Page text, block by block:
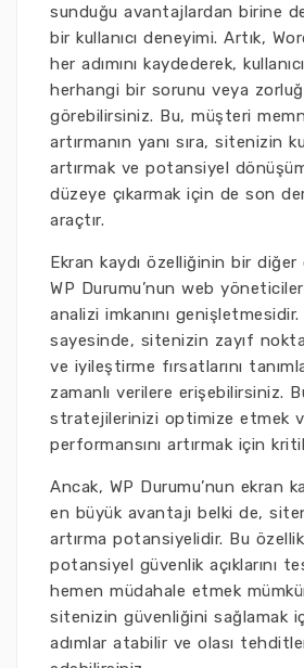
sunduğu avantajlardan birine
bir kullanıcı deneyimi. Artık,
her adımını kaydederek,
herhangi bir sorunu veya
görebilirsiniz. Bu, müşteri
artırmanın yanı sıra, sitenizin
artırmak ve potansiyel
düzeye çıkarmak için de son
araçtır.
Ekran kaydı özelliğinin bir
WP Durumu’nun web
analizi imkanını
sayesinde, sitenizin zayıf
ve iyileştirme fırsatlarını
zamanlı verilere erişebilirsiniz.
stratejilerinizi optimize etmek
performansını artırmak için
Ancak, WP Durumu’nun ekran
en büyük avantajı belki de,
artırma potansiyelidir. Bu
potansiyel güvenlik açıklarını
hemen müdahale etmek
sitenizin güvenliğini sağlamak
adımlar atabilir ve olası